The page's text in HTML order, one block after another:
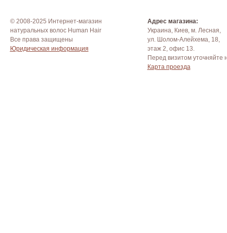
© 2008-2025 Интернет-магазин
натуральных волос Human Hair
Все права защищены
Юридическая информация
Адрес магазина:
Украина, Киев, м. Лесная,
ул. Шолом-Алейхема, 18,
этаж 2, офис 13.
Перед визитом уточняйте
Карта проезда